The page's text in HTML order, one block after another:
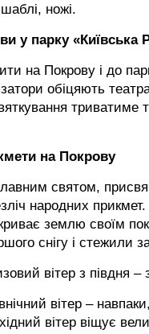
ножі.
у парку «Київська
на Покрову і до
обіцяють
триватиме
на Покрову
святом,
народних
землю своїм
снігу і стежили
вітер з півдня
вітер –
вітер віщує